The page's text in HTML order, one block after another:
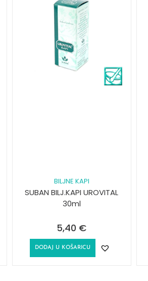
BILJNE KAPI
SUBAN BILJ.KAPI UROVITAL
30ml
5,40 €
DODAJ U KOŠARICU